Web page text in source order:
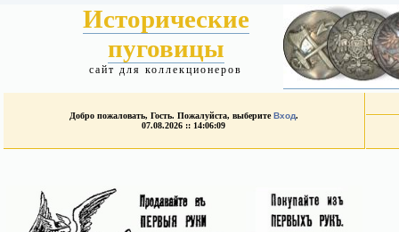
Исторические
пуговицы
сайт для коллекционеров
Добро пожаловать, Гость. Пожалуйста, выберитеВход.
07.08.2026 :: 14:06:09